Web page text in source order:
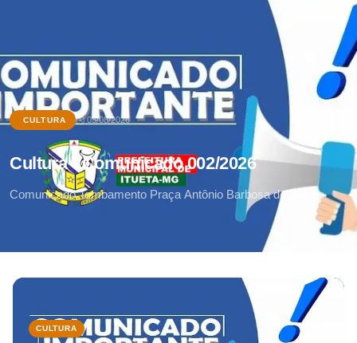
CULTURA 05/08/2026
Cultura - Comunicado 002/2026
Comunicado Tombamento Praça Antônio Barbosa de Castro
CULTURA